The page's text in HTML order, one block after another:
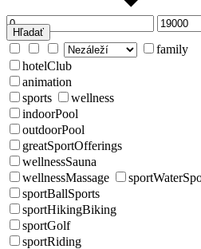
Hľadať
family
hotelClub
animation
sports
wellness
indoorPool
outdoorPool
greatSportOfferings
wellnessSauna
wellnessMassage
sportBallSports
sportHikingBiking
sportGolf
sportRiding